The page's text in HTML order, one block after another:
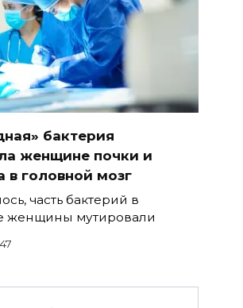
бактерия
женщине почки и
в головной мозг
часть бактерий в
женщины мутировали